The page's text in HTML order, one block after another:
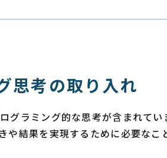
思考の取り入れ
グラミング的な思考が含まれて
や結果を実現するために必要なこ